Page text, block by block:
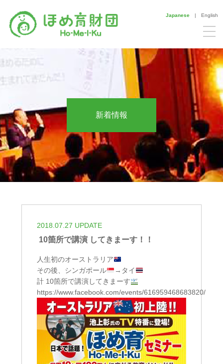
Japanese | English
新着情報
2018.07.27 UPDATE
10箇所で講演 してきまーす！！
人生初のオーストラリア
その後、シンガポール
→タイ
計 10箇所で講演してきまーす
https://www.facebook.com/events/616959468683820/